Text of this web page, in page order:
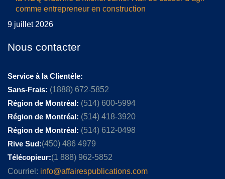
comme entrepreneur en construction
9 juillet 2026
Nous contacter
Service à la Clientèle:
Sans-Frais: (1888) 672-5852
Région de Montréal: (514) 600-5994
Région de Montréal: (514) 418-3920
Région de Montréal: (514) 612-0498
Rive Sud:(450) 486 4979
Télécopieur:(1 888) 962-5852
Courriel: info@affairespublications.com